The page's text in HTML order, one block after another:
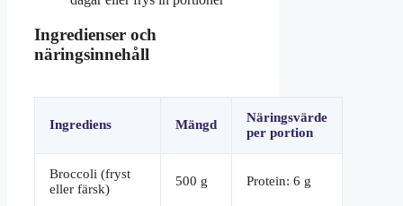
Ingredienser och
näringsinnehåll
Ingrediens Mängd
Näringsvärde
per portion
Broccoli (fryst
eller färsk)
500 g Protein: 6 g